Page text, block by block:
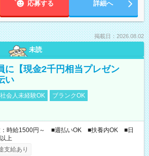
応募する 詳細へ
掲載日：2026.08.02
未読
に【現金2千円相当プレゼン
い
社会人未経験OK
ブランクOK
：時給1500円～ ■週払いOK ■扶養内OK ■日
上
支給あり